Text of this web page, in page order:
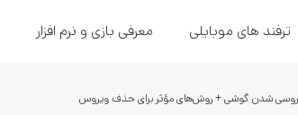
ترفند های موبایلی معرفی بازی و نرم افزار
شدن گوشی + روش‌های مؤثر برای حذف ویروس